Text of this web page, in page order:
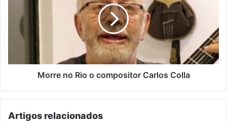
compositor
Carlos
Morre no Rio o compositor Carlos Colla
Artigos relacionados